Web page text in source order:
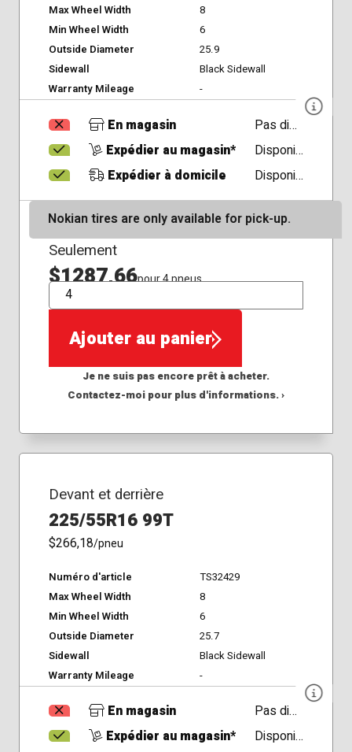
Max Wheel Width
8
Min Wheel Width
6
Outside Diameter
25.9
Sidewall
Black Sidewall
Warranty Mileage
-
En magasin
Pas disponible
Expédier au magasin*
Disponible
Expédier à domicile
Disponible
Nokian tires are only available for pick-up.
Seulement
$1287,66pour 4 pneus
QTÉ
Ajouter au panier
Je ne suis pas encore prêt à acheter.
Contactez-moi pour plus d'informations. ›
Devant et derrière
225/55R16 99T
$266,18/pneu
Numéro d'article
TS32429
Max Wheel Width
8
Min Wheel Width
6
Outside Diameter
25.7
Sidewall
Black Sidewall
Warranty Mileage
-
En magasin
Pas disponible
Expédier au magasin*
Disponible